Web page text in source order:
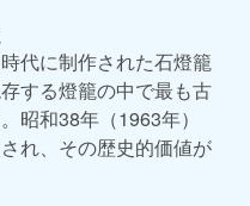
代に制作された石燈籠
する燈籠の中で最も古
昭和38年（1963年）
れ、その歴史的価値が